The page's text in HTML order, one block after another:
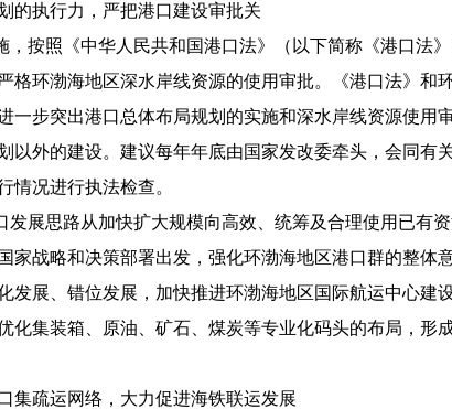
的执行力，严把港口建设审批关
按照《中华人民共和国港口法》（以下简称《港口法
格环渤海地区深水岸线资源的使用审批。《港口法》和
一步突出港口总体布局规划的实施和深水岸线资源使用
以外的建设。建议每年年底由国家发改委牵头，会同有
情况进行执法检查。
展思路从加快扩大规模向高效、统筹及合理使用已有
家战略和决策部署出发，强化环渤海地区港口群的整体
发展、错位发展，加快推进环渤海地区国际航运中心建
化集装箱、原油、矿石、煤炭等专业化码头的布局，形
集疏运网络，大力促进海铁联运发展